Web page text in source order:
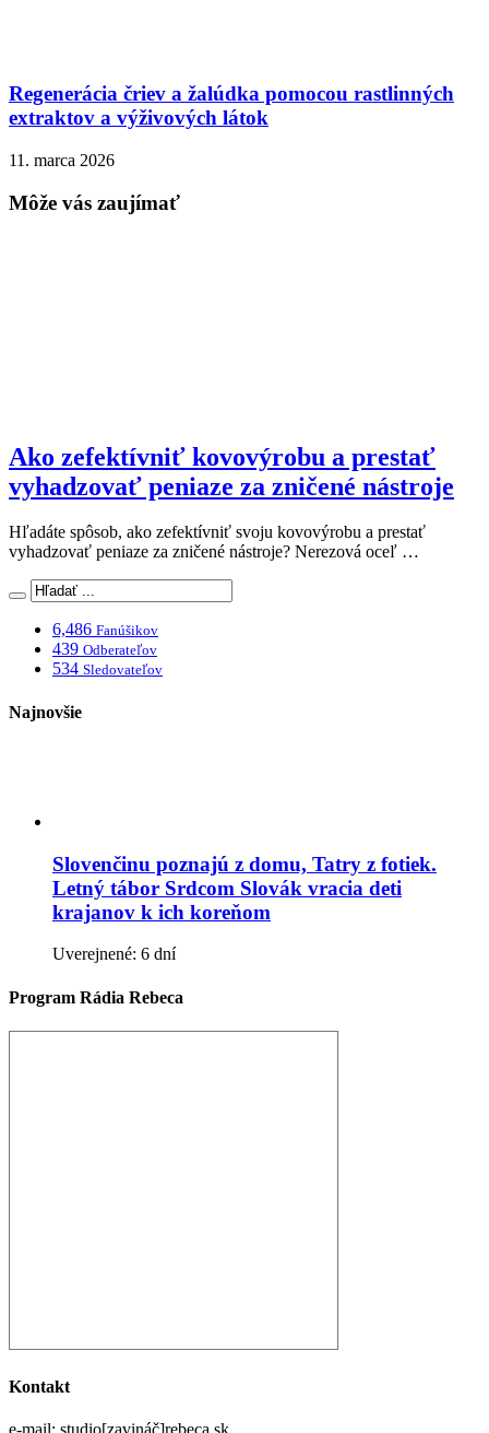
Regenerácia čriev a žalúdka pomocou rastlinných
extraktov a výživových látok
11. marca 2026
Môže vás zaujímať
Ako zefektívniť kovovýrobu a prestať
vyhadzovať peniaze za zničené nástroje
Hľadáte spôsob, ako zefektívniť svoju kovovýrobu a prestať
vyhadzovať peniaze za zničené nástroje? Nerezová oceľ …
6,486 Fanúšikov
439 Odberateľov
534 Sledovateľov
Najnovšie
Slovenčinu poznajú z domu, Tatry z fotiek.
Letný tábor Srdcom Slovák vracia deti
krajanov k ich koreňom
Uverejnené: 6 dní
Program Rádia Rebeca
Kontakt